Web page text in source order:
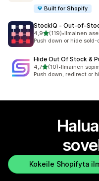
Built for Shopify
StockIQ ‑
4,9/ 5 tähteä
(119)
119 arvostelua yhteensä
•Ilmainen
Push down or hide
Hide Out Of Stock &
4,7/ 5 tähteä
(10)
10 arvostelua yhteensä
•Ilmainen
Push down, redirect or
Kokeile Shopifyta